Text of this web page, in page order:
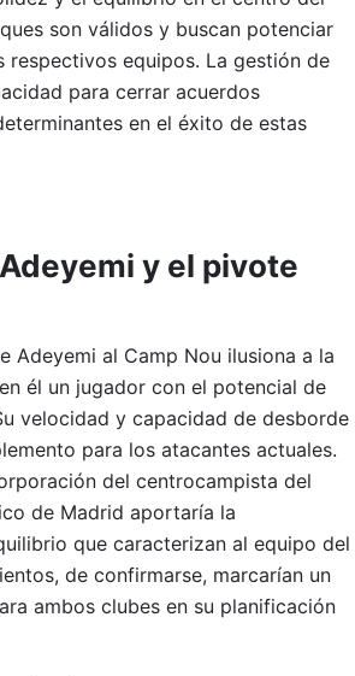
son válidos y buscan potenciar
respectivos equipos. La gestión de
para cerrar acuerdos
en el éxito de estas
y el pivote
Adeyemi al Camp Nou ilusiona a la
él un jugador con el potencial de
velocidad y capacidad de desborde
para los atacantes actuales.
del centrocampista del
de Madrid aportaría la
que caracterizan al equipo del
de confirmarse, marcarían un
ambos clubes en su planificación